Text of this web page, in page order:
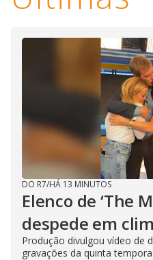
i
DO R7/HÁ 13 MINUTOS
Elenco de ‘The
despede em
Produção divulgou vídeo de
gravações da quinta